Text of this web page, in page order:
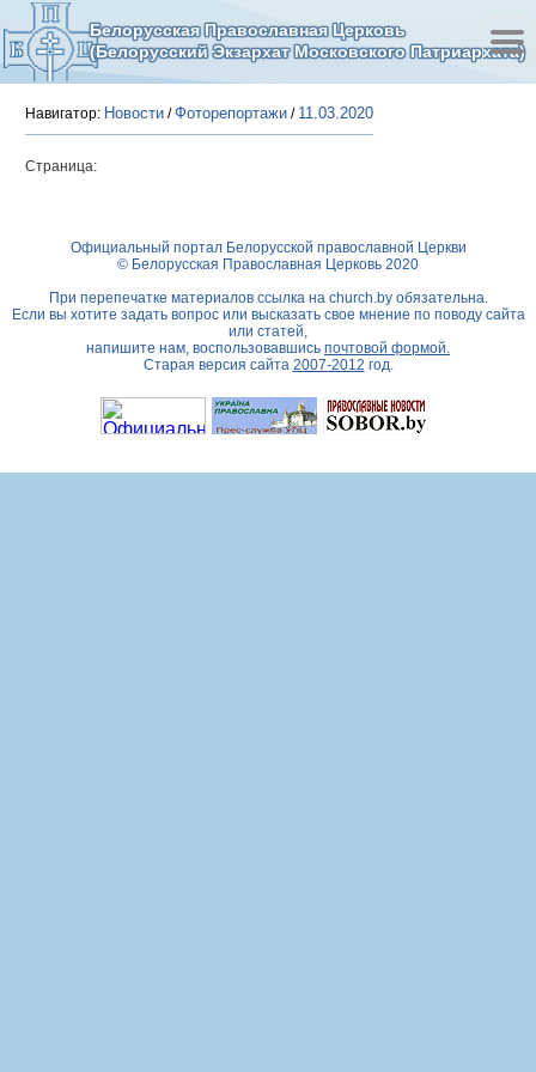
Белорусская Православная Церковь
(Белорусский Экзархат Московского Патриархата)
Навигатор: Новости /Фоторепортажи / 11.03.2020
Страница:
Официальный портал Белорусской православной Церкви
© Белорусская Православная Церковь 2020
При перепечатке материалов ссылка на church.byобязательна.
Если вы хотите задать вопрос или высказать свое мнение по поводу сайта
или статей,
напишите нам, воспользовавшись почтовой формой.
Старая версия сайта 2007-2012 год.